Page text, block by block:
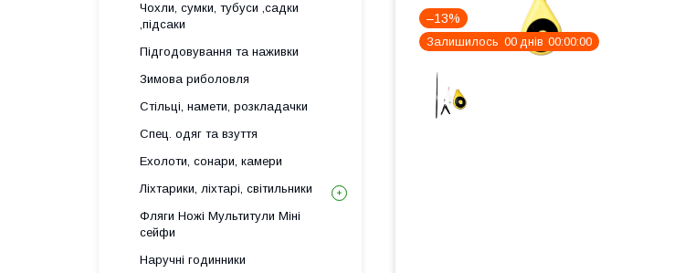
–13%
Залишилось 00 днів 00 00 00
Чохли, сумки, тубуси ,садки
,підсаки
Підгодовування та наживки
Зимова риболовля
Стільці, намети, розкладачки
Спец. одяг та взуття
Ехолоти, сонари, камери
Ліхтарики, ліхтарі, світильники
Фляги Ножі Мультитули Міні
сейфи
Наручні годинники